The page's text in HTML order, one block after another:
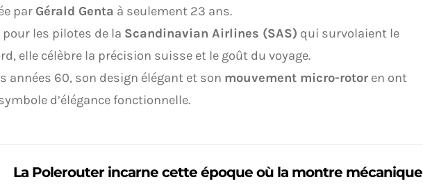
par Gérald Genta à seulement 23 ans.
pour les pilotes de la Scandinavian Airlines (SAS) qui survolaient le
elle célèbre la précision suisse et le goût du voyage.
années 60, son design élégant et son mouvement micro-rotor en ont
d’élégance fonctionnelle.
La Polerouter incarne cette époque où la montre mécanique